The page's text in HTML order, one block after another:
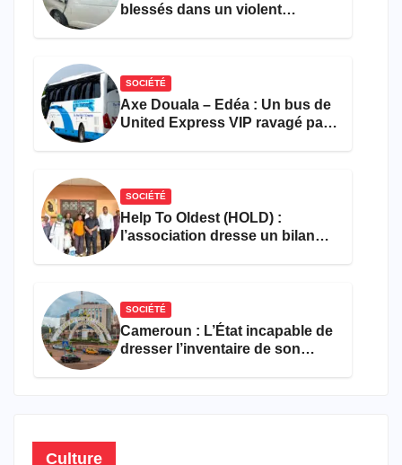
blessés dans un violent
SOCIÉTÉ
Axe Douala – Edéa : Un bus de
United Express VIP ravagé par
SOCIÉTÉ
Help To Oldest (HOLD) :
l’association dresse un bilan
SOCIÉTÉ
Cameroun : L’État incapable de
dresser l’inventaire de son
Culture